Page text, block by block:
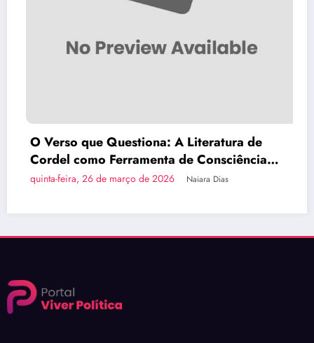
Questiona: A Literatura de
Ferramenta de Consciência
março de 2026 Naiara Dias
Brasília
do País em